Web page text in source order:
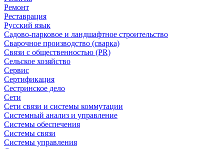
Ремонт
Реставрация
Русский язык
Садово-парковое и ландшафтное строительство
Сварочное производство (сварка)
Связи с общественностью (PR)
Сельское хозяйство
Сервис
Сертификация
Сестринское дело
Сети
Сети связи и системы коммутации
Системный анализ и управление
Системы обеспечения
Системы связи
Системы управления